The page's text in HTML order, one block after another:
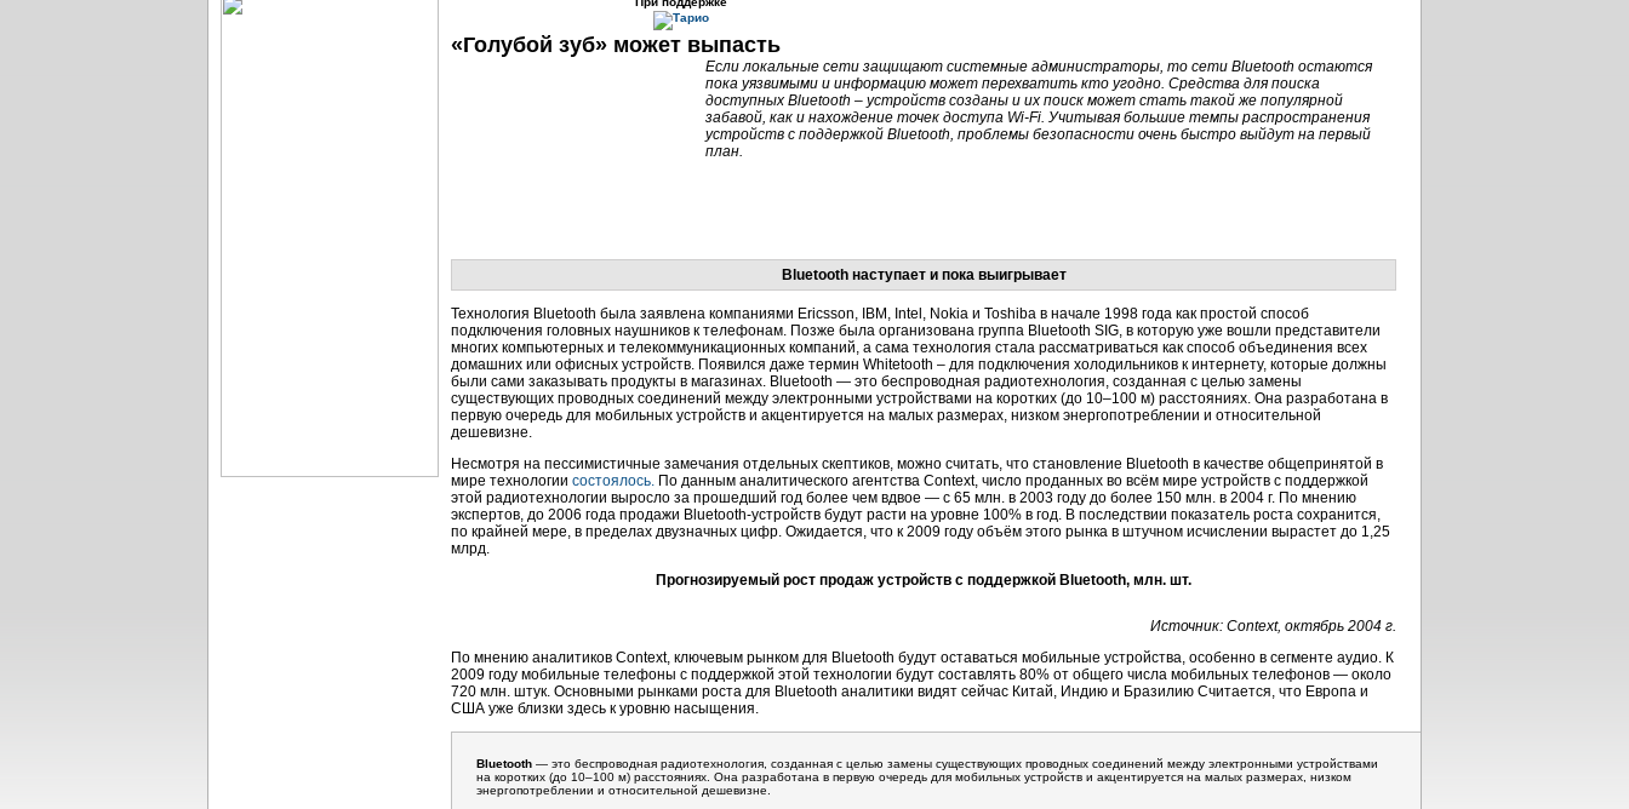
«Голубой зуб» может выпасть
Если локальные сети защищают системные администраторы, то сети Bluetooth остаются
пока уязвимыми и информацию может перехватить кто угодно. Средства для поиска
доступных Bluetooth – устройств созданы и их поиск может стать такой же популярной
забавой, как и нахождение точек доступа Wi-Fi. Учитывая большие темпы распространения
устройств с поддержкой Bluetooth, проблемы безопасности очень быстро выйдут на первый
план.
Bluetooth наступает и пока выигрывает
Технология Bluetooth была заявлена компаниями Ericsson, IBM, Intel, Nokia и Toshiba в начале 1998 года как простой способ
подключения головных наушников к телефонам. Позже была организована группа Bluetooth SIG, в которую уже вошли представители
многих компьютерных и телекоммуникационных компаний, а сама технология стала рассматриваться как способ объединения всех
домашних или офисных устройств. Появился даже термин Whitetooth – для подключения холодильников к интернету, которые должны
были сами заказывать продукты в магазинах. Bluetooth — это беспроводная радиотехнология, созданная с целью замены
существующих проводных соединений между электронными устройствами на коротких (до 10–100 м) расстояниях. Она разработана в
первую очередь для мобильных устройств и акцентируется на малых размерах, низком энергопотреблении и относительной
дешевизне.
Несмотря на пессимистичные замечания отдельных скептиков, можно считать, что становление Bluetooth в качестве общепринятой в
мире технологии состоялось. По данным аналитического агентства Context, число проданных во всём мире устройств с поддержкой
этой радиотехнологии выросло за прошедший год более чем вдвое — с 65 млн. в 2003 году до более 150 млн. в 2004 г. По мнению
экспертов, до 2006 года продажи Bluetooth-устройств будут расти на уровне 100% в год. В последствии показатель роста сохранится,
по крайней мере, в пределах двузначных цифр. Ожидается, что к 2009 году объём этого рынка в штучном исчислении вырастет до 1,25
млрд.
Прогнозируемый рост продаж устройств с поддержкой Bluetooth, млн. шт.
Источник: Context, октябрь 2004 г.
По мнению аналитиков Context, ключевым рынком для Bluetooth будут оставаться мобильные устройства, особенно в сегменте аудио. К
2009 году мобильные телефоны с поддержкой этой технологии будут составлять 80% от общего числа мобильных телефонов — около
720 млн. штук. Основными рынками роста для Bluetooth аналитики видят сейчас Китай, Индию и Бразилию Считается, что Европа и
США уже близки здесь к уровню насыщения.
Bluetooth — это беспроводная радиотехнология, созданная с целью замены существующих проводных соединений между электронными устройствами
на коротких (до 10–100 м) расстояниях. Она разработана в первую очередь для мобильных устройств и акцентируется на малых размерах, низком
энергопотреблении и относительной дешевизне.